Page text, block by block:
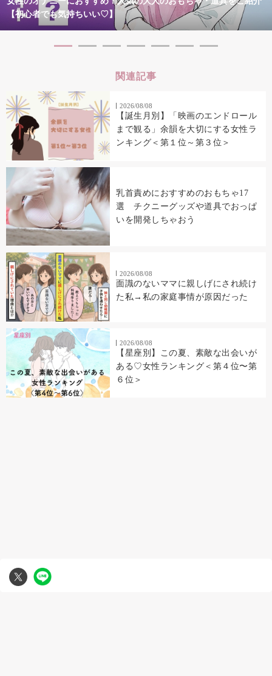
【初心者でも気持ちいい♡】
関連記事
2026/08/08
【誕生月別】「映画のエンドロール
まで観る」余韻を大切にする女性ラ
ンキング＜第１位～第３位＞
乳首責めにおすすめのおもちゃ17
選 チクニーグッズや道具でおっぱ
いを開発しちゃおう
2026/08/08
面識のないママに親しげにされ続け
た私→私の家庭事情が原因だった
2026/08/08
【星座別】この夏、素敵な出会いが
ある♡女性ランキング＜第４位〜第
６位＞